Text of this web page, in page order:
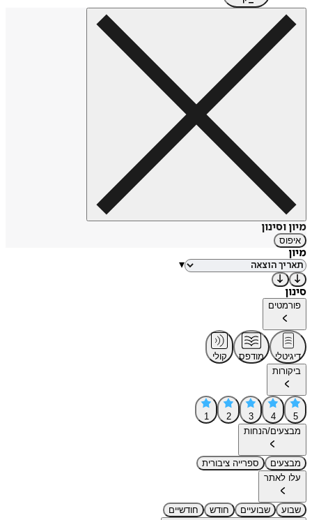
מיון וסינון
איפוס
מיון
▾
סינון
פורמטים
דיגיטלי מודפס
קולי
ביקורות
5
4
3
2
1
מבצעים/הנחות
מבצעים
ספרייה ציבורית
עלו לאתר
שבוע שבועיים חודש
חודשיים